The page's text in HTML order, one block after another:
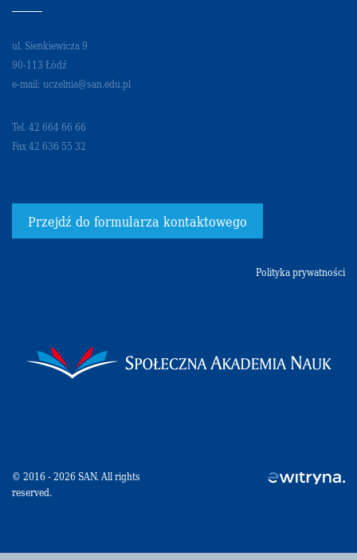
ul. Sienkiewicza 9
90-113 Łódź
e-mail: uczelnia@san.edu.pl
Tel. 42 664 66 66
Fax 42 636 55 32
Przejdź do formularza kontaktowego
Polityka prywatności
© 2016 - 2026 SAN. All rights
reserved.